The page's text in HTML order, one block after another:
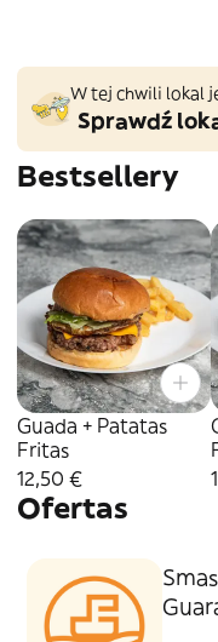
W tej chwili lokal
Sprawdź
Bestsellery
Guada + Patatas
Fritas
12,50 €
Ofertas